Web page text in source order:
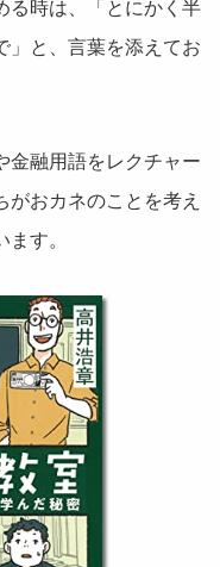
る時は、「とにかく半
」と、言葉を添えてお
金融用語をレクチャー
おカネのことを考え
す。